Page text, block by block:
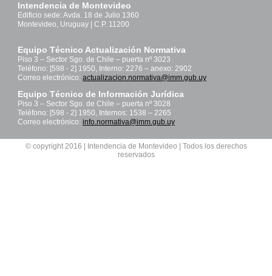
Intendencia de Montevideo
Edificio sede: Avda. 18 de Julio 1360
Montevideo, Uruguay | C.P. 11200
Equipo Técnico Actualización Normativa
Piso 3 – Sector Sgo. de Chile – puerta nº 3023
Teléfono: [598 - 2] 1950, Interno: 2276 – anexo: 2902
Correo electrónico: actualizacion.normativa@imm.gub.uy
Equipo Técnico de Información Jurídica
Piso 3 – Sector Sgo. de Chile – puerta nº 3028
Teléfono: [598 - 2] 1950, Internos: 1538 – 2265
Correo electrónico: info.normativa@imm.gub.uy
© copyright 2016 | Intendencia de Montevideo | Todos los derechos
reservados